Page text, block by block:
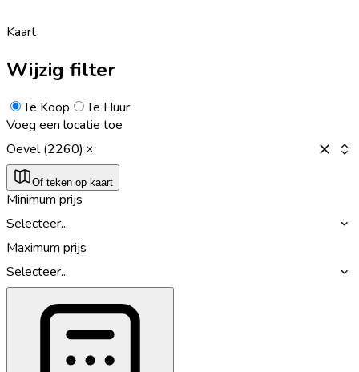
Kaart
Wijzig filter
Te Koop
Te Huur
Voeg een locatie toe
Oevel (2260)
Of teken op kaart
Minimum prijs
Selecteer...
Maximum prijs
Selecteer...